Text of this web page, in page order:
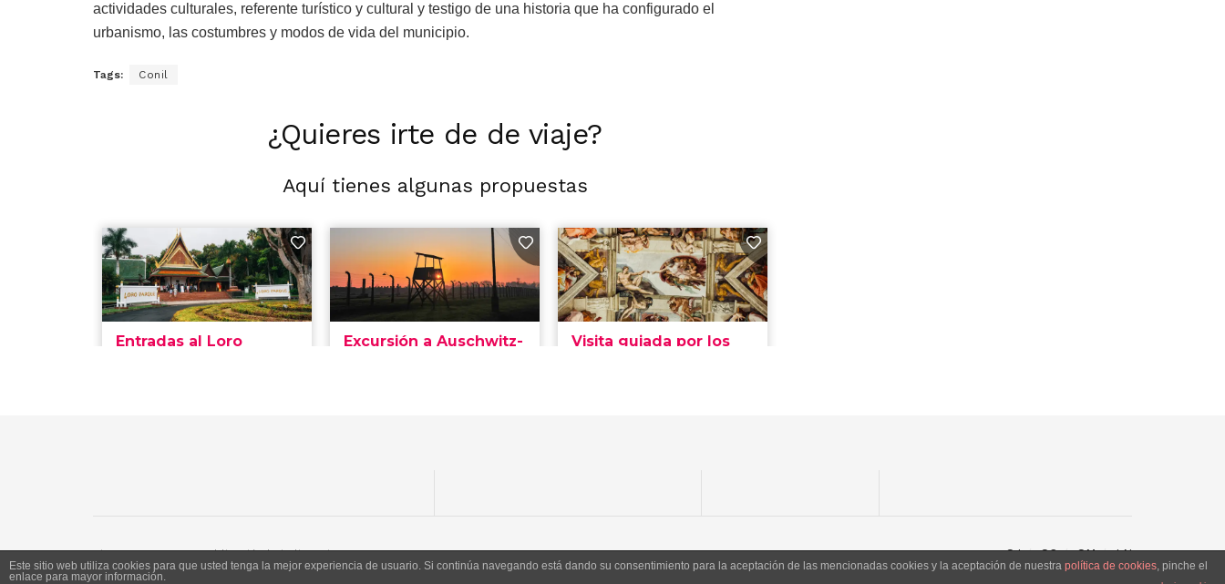
actividades culturales, referente turístico y cultural y testigo de una historia que ha configurado el
urbanismo, las costumbres y modos de vida del municipio.
Tags: Conil
¿Quieres irte de de viaje?
Aquí tienes algunas propuestas
SJ SC SM LN
Siente Jerez 2020. Publicación bajo licencia CC
Este sitio web utiliza cookies para que usted tenga la mejor experiencia de usuario. Si continúa navegando está dando su consentimiento para la aceptación de las mencionadas cookies y la aceptación de nuestra política de cookies, pinche el
enlace para mayor información.